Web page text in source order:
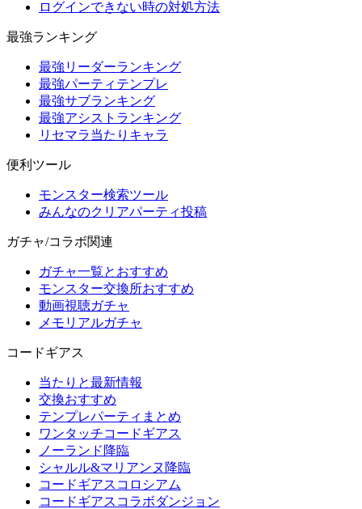
ログインできない時の対処方法
最強ランキング
最強リーダーランキング
最強パーティテンプレ
最強サブランキング
最強アシストランキング
リセマラ当たりキャラ
便利ツール
モンスター検索ツール
みんなのクリアパーティ投稿
ガチャ/コラボ関連
ガチャ一覧とおすすめ
モンスター交換所おすすめ
動画視聴ガチャ
メモリアルガチャ
コードギアス
当たりと最新情報
交換おすすめ
テンプレパーティまとめ
ワンタッチコードギアス
ノーランド降臨
シャルル&マリアンヌ降臨
コードギアスコロシアム
コードギアスコラボダンジョン